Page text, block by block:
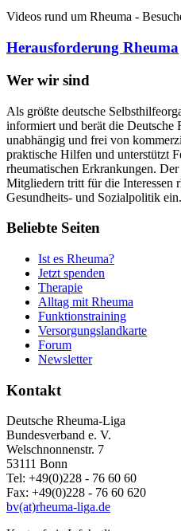
Videos rund um Rheuma -
Herausforderung Rheuma
Wer wir sind
Als größte deutsche
informiert und berät die Deutsche
unabhängig und frei von
praktische Hilfen und unterstützt
rheumatischen Erkrankungen.
Mitgliedern tritt für die Interessen
Gesundheits- und Sozialpolitik ein.
Beliebte Seiten
Ist es Rheuma?
Jetzt spenden
Therapie
Alltag mit Rheuma
Funktionstraining
Versorgungslandkarte
Forum
Newsletter
Kontakt
Deutsche Rheuma-Liga
Bundesverband e. V.
Welschnonnenstr. 7
53111 Bonn
Tel: +49(0)228 - 76 60 60
Fax: +49(0)228 - 76 60 620
bv(at)rheuma-liga.de